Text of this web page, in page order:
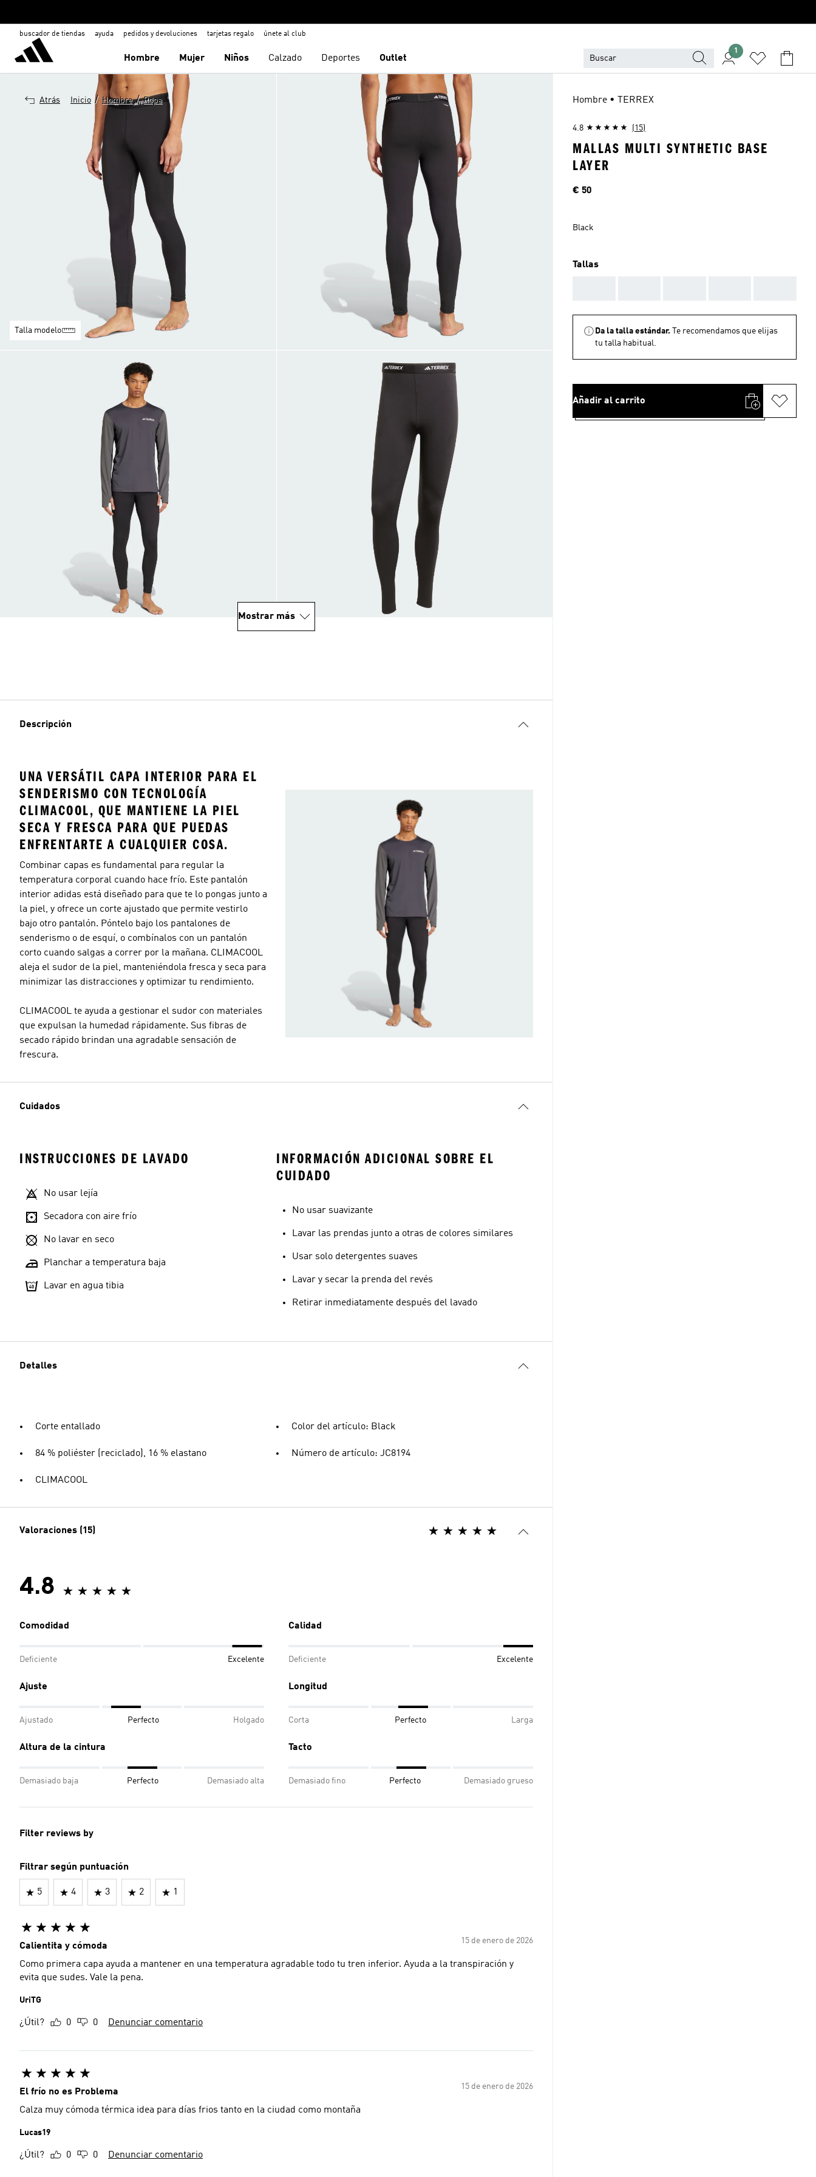
buscador de tiendas ayuda pedidos y devoluciones tarjetas regalo únete al club
Hombre Mujer Niños Calzado Deportes Outlet
1
Atrás Inicio / Hombre / Ropa
Talla modelo
Mostrar más
Descripción
UNA VERSÁTIL CAPA INTERIOR PARA EL
SENDERISMO CON TECNOLOGÍA
CLIMACOOL, QUE MANTIENE LA PIEL
SECA Y FRESCA PARA QUE PUEDAS
ENFRENTARTE A CUALQUIER COSA.
Combinar capas es fundamental para regular la
temperatura corporal cuando hace frío. Este pantalón
interior adidas está diseñado para que te lo pongas junto a
la piel, y ofrece un corte ajustado que permite vestirlo
bajo otro pantalón. Póntelo bajo los pantalones de
senderismo o de esquí, o combínalos con un pantalón
corto cuando salgas a correr por la mañana. CLIMACOOL
aleja el sudor de la piel, manteniéndola fresca y seca para
minimizar las distracciones y optimizar tu rendimiento.
CLIMACOOL te ayuda a gestionar el sudor con materiales
que expulsan la humedad rápidamente. Sus fibras de
secado rápido brindan una agradable sensación de
frescura.
Cuidados
INSTRUCCIONES DE LAVADO
No usar lejía
Secadora con aire frío
No lavar en seco
Planchar a temperatura baja
Lavar en agua tibia
INFORMACIÓN ADICIONAL SOBRE EL
CUIDADO
No usar suavizante
Lavar las prendas junto a otras de colores similares
Usar solo detergentes suaves
Lavar y secar la prenda del revés
Retirar inmediatamente después del lavado
Detalles
Corte entallado
84 % poliéster (reciclado), 16 % elastano
CLIMACOOL
Color del artículo: Black
Número de artículo: JC8194
Valoraciones (15)
4.8
Comodidad
Deficiente Excelente
Calidad
Deficiente Excelente
Ajuste
Ajustado Perfecto Holgado
Longitud
Corta Perfecto Larga
Altura de la cintura
Demasiado baja Perfecto Demasiado alta
Tacto
Demasiado fino Perfecto Demasiado grueso
Filter reviews by
Filtrar según puntuación
5 4 3 2 1
15 de enero de 2026
Calientita y cómoda
Como primera capa ayuda a mantener en una temperatura agradable todo tu tren inferior. Ayuda a la transpiración y
evita que sudes. Vale la pena.
UriTG
¿Útil? 0 0 Denunciar comentario
15 de enero de 2026
El frío no es Problema
Calza muy cómoda térmica idea para días frios tanto en la ciudad como montaña
Lucas19
¿Útil? 0 0 Denunciar comentario
Hombre • TERREX
4.8 (15)
MALLAS MULTI SYNTHETIC BASE
LAYER
Precio
€ 50
Black
Tallas
Da la talla estándar.
Te recomendamos que elijas
tu talla habitual.
Añadir al carrito